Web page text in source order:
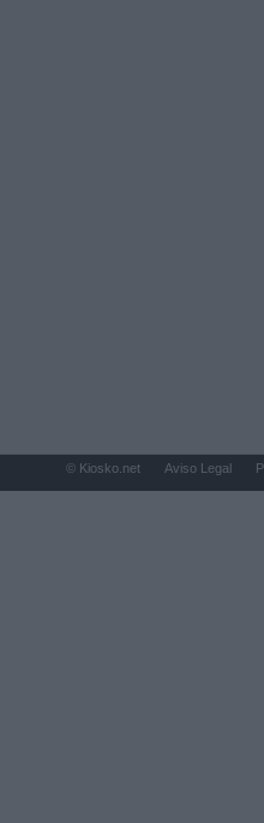
© Kiosko.net Aviso Legal